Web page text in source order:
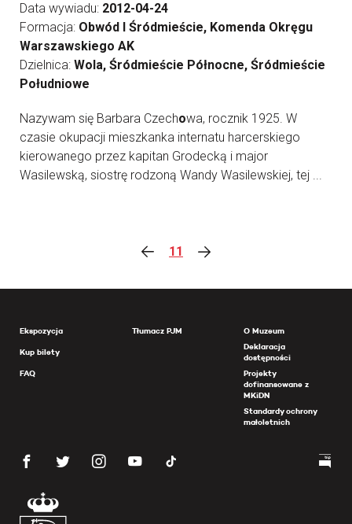
Data wywiadu: 2012-04-24
Formacja: Obwód I Śródmieście, Komenda Okręgu
Warszawskiego AK
Dzielnica: Wola, Śródmieście Północne, Śródmieście
Południowe
Nazywam się Barbara Czechowa, rocznik 1925. W
czasie okupacji mieszkanka internatu harcerskiego
kierowanego przez kapitan Grodecką i major
Wasilewską, siostrę rodzoną Wandy Wasilewskiej, tej ...
11
Ekspozycja
Kup bilety
FAQ
Tłumacz PJM
O Muzeum
Deklaracja
dostępności
Projekty
dofinansowane z
MKiDN
Standardy ochrony
małoletnich